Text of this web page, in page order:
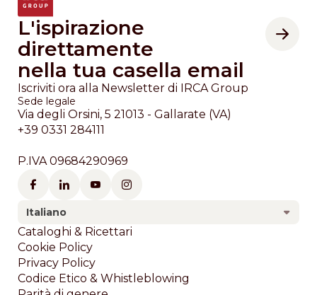
L'ispirazione
direttamente
nella tua casella email
Iscriviti ora alla Newsletter di IRCA Group
Sede legale
Via degli Orsini, 5 21013 - Gallarate (VA)
+39 0331 284111
P.IVA 09684290969
Italiano
Footer
Cataloghi & Ricettari
Cookie Policy
Privacy Policy
Codice Etico & Whistleblowing